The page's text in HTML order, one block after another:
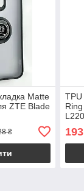
Matte
ZTE Blade
₴
TPU